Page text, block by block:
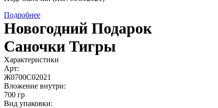
Подробнее
Новогодний Подарок
Саночки Тигры
Характеристики
Арт:
Ж0700С02021
Вложение внутри:
700 гр
Вид упаковки: